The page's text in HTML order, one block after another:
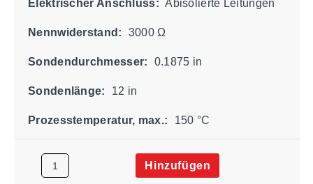
Elektrischer Anschluss: Abisolierte Leitungen
Nennwiderstand: 3000 Ω
Sondendurchmesser: 0.1875 in
Sondenlänge: 12 in
Prozesstemperatur, max.: 150 °C
Hinzufügen